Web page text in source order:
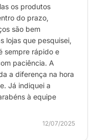
os produtos
do prazo,
são bem
lojas que pesquisei,
sempre rápido e
paciência. A
a diferença na hora
Já indiquei a
à equipe
12/07/2025